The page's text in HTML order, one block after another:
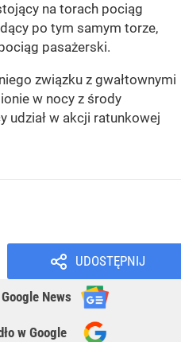
na torach pociąg
po tym samym torze,
pasażerski.
związku z gwałtownymi
w nocy z środy
udział w akcji ratunkowej
UDOSTĘPNIJ
Google News
w Google